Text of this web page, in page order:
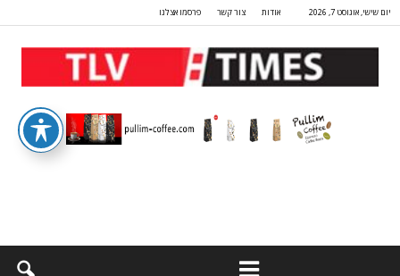
יום שישי, אוגוסט 7, 2026 אודות צור קשר פרסמו אצלנו